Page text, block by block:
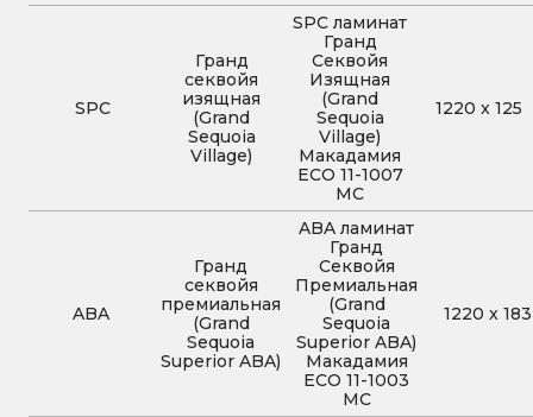
SPC
Гранд
секвойя
изящная
(Grand
Sequoia
Village)
SPC ламинат
Гранд
Секвойя
Изящная
(Grand
Sequoia
Village)
Макадамия
ECO 11-1007
MC
1220 x125
ABA
Гранд
секвойя
премиальная
(Grand
Sequoia
Superior ABA)
ABA ламинат
Гранд
Секвойя
Премиальная
(Grand
Sequoia
Superior ABA)
Макадамия
ECO 11-1003
MC
1220 x 183